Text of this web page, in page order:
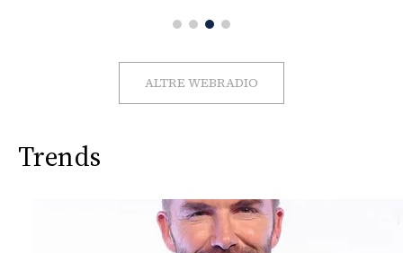
ALTRE WEBRADIO
Trends